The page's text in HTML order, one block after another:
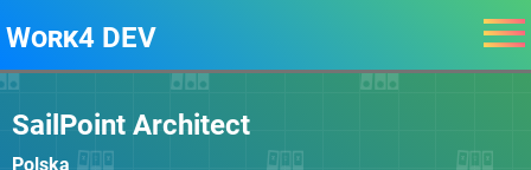
Work4 DEV
SailPoint Architect
Polska